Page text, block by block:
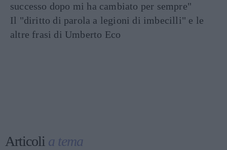
successo dopo mi ha cambiato per sempre"
Il "diritto di parola a legioni di imbecilli" e le
altre frasi di Umberto Eco
Articoli a tema